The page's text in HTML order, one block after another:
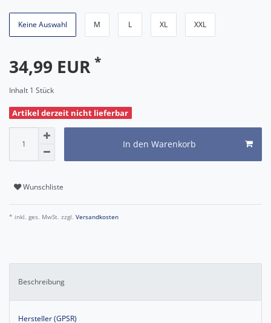
Keine Auswahl M L XL XXL
34,99 EUR *
Inhalt 1 Stück
Artikel derzeit nicht lieferbar
In den Warenkorb
Wunschliste
* inkl. ges. MwSt. zzgl. Versandkosten
Beschreibung
Hersteller (GPSR)